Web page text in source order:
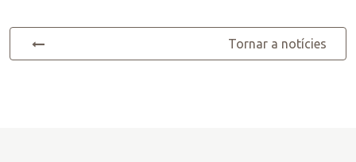
Tornar a notícies